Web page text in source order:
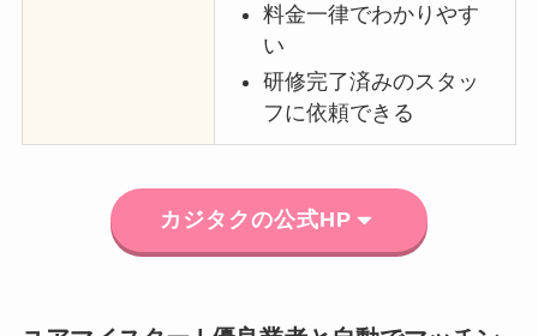
料金一律でわかりやす
い
研修完了済みのスタッ
フに依頼できる
カジタクの公式HP